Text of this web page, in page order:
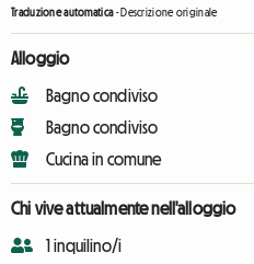
Traduzione automatica-Descrizione originale
Alloggio
Bagno condiviso
Bagno condiviso
Cucina in comune
Chi vive attualmente nell'alloggio
1 inquilino/i